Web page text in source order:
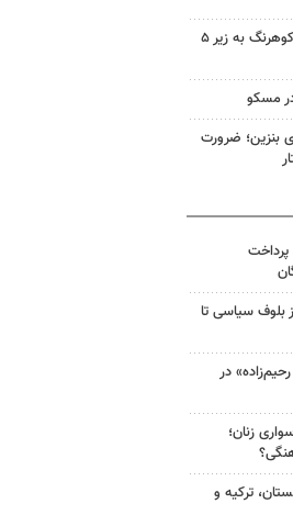
سهم دولت در پروژه‌های آب کوهرنگ به زیر ۵
مسکو
لیتری بنزین؛ ضرورت
پرداخت
بلوف سیاسی تا
در
زنان؛
ترکیه و